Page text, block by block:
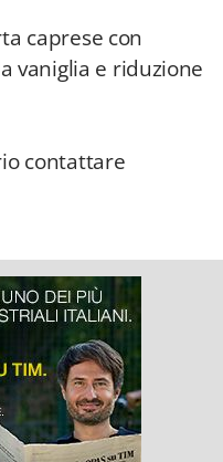
caprese con
vaniglia e riduzione
contattare